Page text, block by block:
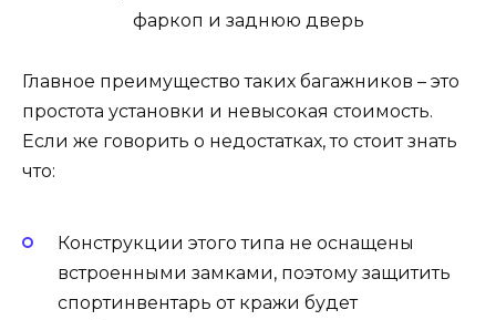
Главное преимущество таких багажников – это
простота установки и невысокая стоимость.
Если же говорить о недостатках, то стоит знать
что:
Конструкции этого типа не оснащены
встроенными замками, поэтому защитить
спортинвентарь от кражи будет